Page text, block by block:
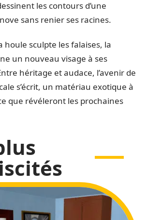
les contours d’une
sans renier ses racines.
houle sculpte les falaises, la
un nouveau visage à ses
héritage et audace, l’avenir de
s’écrit, un matériau exotique à
que révéleront les prochaines